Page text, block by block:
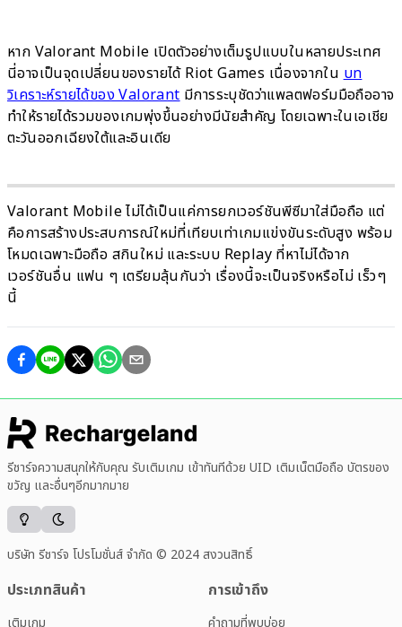
หาก Valorant Mobile เปิดตัวอย่างเต็มรูปแบบในหลายประเทศ
นี่อาจเป็นจุดเปลี่ยนของรายได้ Riot Games เนื่องจากในบท
วิเคราะห์รายได้ของ Valorantมีการระบุชัดว่าแพลตฟอร์มมือถืออาจ
ทำให้รายได้รวมของเกมพุ่งขึ้นอย่างมีนัยสำคัญ โดยเฉพาะในเอเชีย
ตะวันออกเฉียงใต้และอินเดีย
Valorant Mobile ไม่ได้เป็นแค่การยกเวอร์ชันพีซีมาใส่มือถือ แต่
คือการสร้างประสบการณ์ใหม่ที่เทียบเท่าเกมแข่งขันระดับสูง พร้อม
โหมดเฉพาะมือถือ สกินใหม่ และระบบ Replay ที่หาไม่ได้จาก
เวอร์ชันอื่น แฟน ๆ เตรียมลุ้นกันว่า เรื่องนี้จะเป็นจริงหรือไม่ เร็วๆ
นี้
รีชาร์จความสนุกให้กับคุณ รับเติมเกม เข้าทันทีด้วย UID เติมเน็ตมือถือ บัตรของ
ขวัญ และอื่นๆอีกมากมาย
บริษัท รีชาร์จ โปรโมชั่นส์ จำกัด © 2024 สงวนสิทธิ์
ประเภทสินค้า
เติมเกม
การเข้าถึง
คำถามที่พบบ่อย